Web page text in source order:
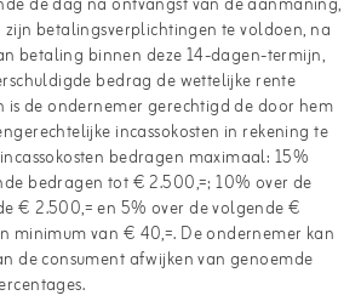
betalingsverplichtingen te voldoen, na
betaling binnen deze 14-dagen-termijn,
bedrag de wettelijke rente
is de ondernemer gerechtigd de door hem
incassokosten in rekening te
bedragen maximaal: 15%
bedragen tot € 2.500,=; 10% over de
€ 2.500,= en 5% over de volgende €
minimum van € 40,=. De ondernemer kan
de consument afwijken van genoemde